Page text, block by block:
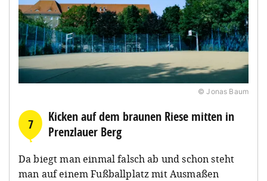
© Jonas Baum
7
Kicken auf dem braunen Riese mitten in
Prenzlauer Berg
Da biegt man einmal falsch ab und schon steht
man auf einem Fußballplatz mit Ausmaßen